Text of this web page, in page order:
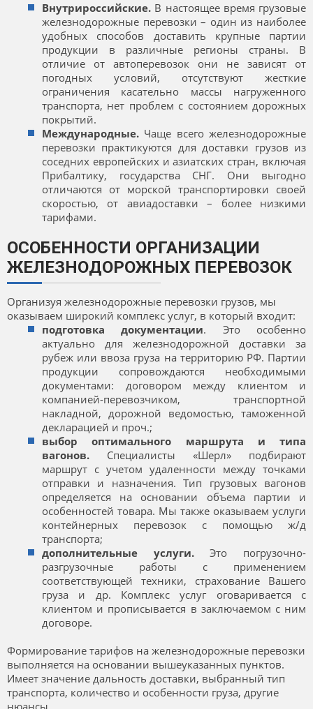
Внутрироссийские. В настоящее время грузовые
железнодорожные перевозки – один из наиболее
удобных способов доставить крупные партии
продукции в различные регионы страны. В
отличие от автоперевозок они не зависят от
погодных условий, отсутствуют жесткие
ограничения касательно массы нагруженного
транспорта, нет проблем с состоянием дорожных
покрытий.
Международные. Чаще всего железнодорожные
перевозки практикуются для доставки грузов из
соседних европейских и азиатских стран, включая
Прибалтику, государства СНГ. Они выгодно
отличаются от морской транспортировки своей
скоростью, от авиадоставки – более низкими
тарифами.
ОСОБЕННОСТИ ОРГАНИЗАЦИИ
ЖЕЛЕЗНОДОРОЖНЫХ ПЕРЕВОЗОК
Организуя железнодорожные перевозки грузов, мы
оказываем широкий комплекс услуг, в который входит:
подготовка документации. Это особенно
актуально для железнодорожной доставки за
рубеж или ввоза груза на территорию РФ. Партии
продукции сопровождаются необходимыми
документами: договором между клиентом и
компанией-перевозчиком, транспортной
накладной, дорожной ведомостью, таможенной
декларацией и проч.;
выбор оптимального маршрута и типа
вагонов. Специалисты «Шерл» подбирают
маршрут с учетом удаленности между точками
отправки и назначения. Тип грузовых вагонов
определяется на основании объема партии и
особенностей товара. Мы также оказываем услуги
контейнерных перевозок с помощью ж/д
транспорта;
дополнительные услуги.Это погрузочно-
разгрузочные работы с применением
соответствующей техники, страхование Вашего
груза и др. Комплекс услуг оговаривается с
клиентом и прописывается в заключаемом с ним
договоре.
Формирование тарифов на железнодорожные перевозки
выполняется на основании вышеуказанных пунктов.
Имеет значение дальность доставки, выбранный тип
транспорта, количество и особенности груза, другие